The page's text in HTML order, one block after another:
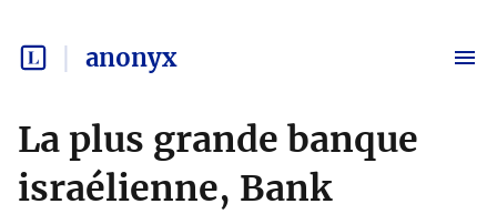
anonyx
La plus grande banque
israélienne, Bank